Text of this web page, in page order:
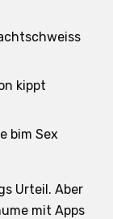
kippt
bim Sex
Urteil. Aber
mit Apps